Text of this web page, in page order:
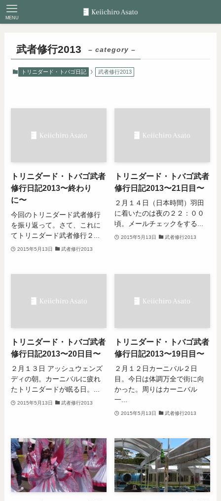
MENU
武者修行2013 – category –
トリニダード・トバゴ日記 武者修行2013
トリニダード・トバゴ武者
修行日記2013〜終わり
に〜
今回のトリニダード武者修行
を振り返って。さて、これに
てトリニダード武者修行２...
2015年5月13日 武者修行2013
トリニダード・トバゴ武者
修行日記2013〜21日目〜
２月１４日（日本時間）羽田
に着いたのは夜の２２：００
頃。メールチェックをする...
2015年5月13日 武者修行2013
トリニダード・トバゴ武者
修行日記2013〜20日目〜
２月１３日 アッシュウェンズ
ディの朝。カーニバルに疲れ
たトリニダードが眠る日。...
2015年5月13日 武者修行2013
トリニダード・トバゴ武者
修行日記2013〜19日目〜
２月１２日カーニバル２日
目。今日は体調万全で街に向
かった。周りはカーニバル
一...
2015年5月13日 武者修行2013